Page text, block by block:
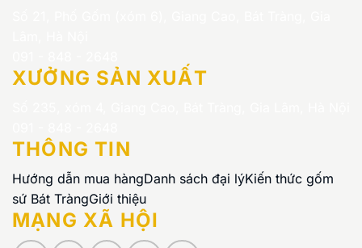
XƯỞNG SẢN XUẤT
THÔNG TIN
Hướng dẫn mua hàngDanh sách đại lýKiến thức gốm
sứ Bát TràngGiới thiệu
MẠNG XÃ HỘI